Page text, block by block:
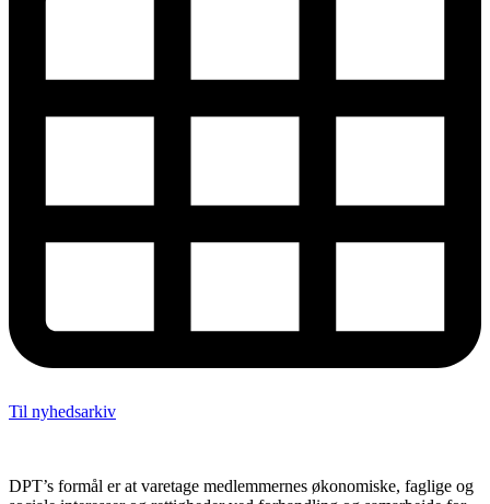
Til nyhedsarkiv
DPT’s formål er at varetage medlemmernes økonomiske, faglige og